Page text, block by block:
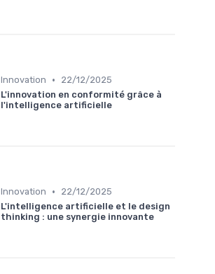
Innovation •
22/12/2025
L'innovation en conformité grâce à
l'intelligence artificielle
Innovation •
22/12/2025
L'intelligence artificielle et le design
thinking : une synergie innovante